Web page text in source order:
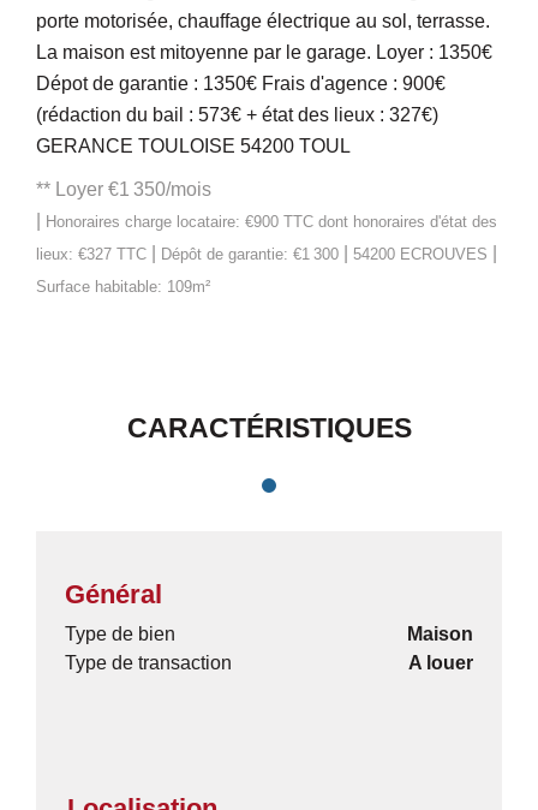
porte motorisée, chauffage électrique au sol, terrasse.
La maison est mitoyenne par le garage. Loyer : 1350€
Dépot de garantie : 1350€ Frais d'agence : 900€
(rédaction du bail : 573€ + état des lieux : 327€)
GERANCE TOULOISE 54200 TOUL
** Loyer €1 350/mois
Honoraires charge locataire: €900 TTC dont honoraires d'état des
lieux: €327 TTC
Dépôt de garantie: €1 300 54200 ECROUVES
Surface habitable: 109m²
CARACTÉRISTIQUES
Général
Type de bien
Maison
Type de transaction
A louer